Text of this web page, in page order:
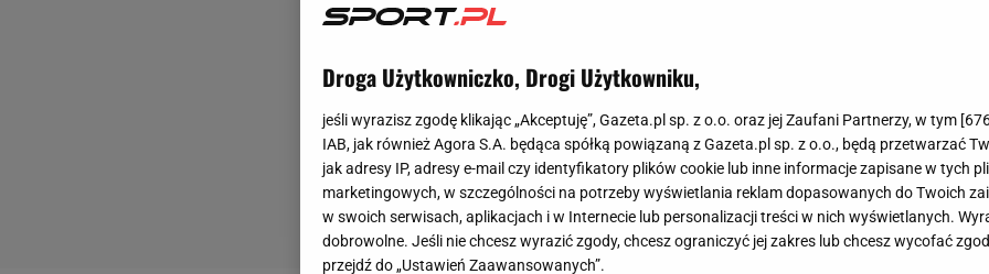
Droga Użytkowniczko, Drogi Użytkowniku,
jeśli wyrazisz zgodę klikając „Akceptuję”, Gazeta.pl sp. z o.o. oraz jej Zaufani Partnerzy, w tym [
IAB, jak również Agora S.A. będąca spółką powiązaną z Gazeta.pl sp. z o.o., będą przetwarzać
jak adresy IP, adresy e-mail czy identyfikatory plików cookie lub inne informacje zapisane w tych
marketingowych, w szczególności na potrzeby wyświetlania reklam dopasowanych do Twoich
w swoich serwisach, aplikacjach i w Internecie lub personalizacji treści w nich wyświetlanych.
dobrowolne. Jeśli nie chcesz wyrazić zgody, chcesz ograniczyć jej zakres lub chcesz wycofać
przejdź do „Ustawień Zaawansowanych”.